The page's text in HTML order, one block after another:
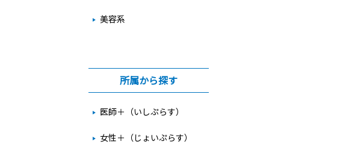
美容系
所属から探す
医師＋（いしぷらす）
女性＋（じょいぷらす）